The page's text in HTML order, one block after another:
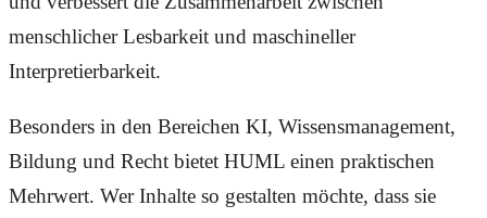
menschlicher Lesbarkeit und maschineller
Interpretierbarkeit.
Besonders in den Bereichen KI, Wissensmanagement,
Bildung und Recht bietet HUML einen praktischen
Mehrwert. Wer Inhalte so gestalten möchte, dass sie